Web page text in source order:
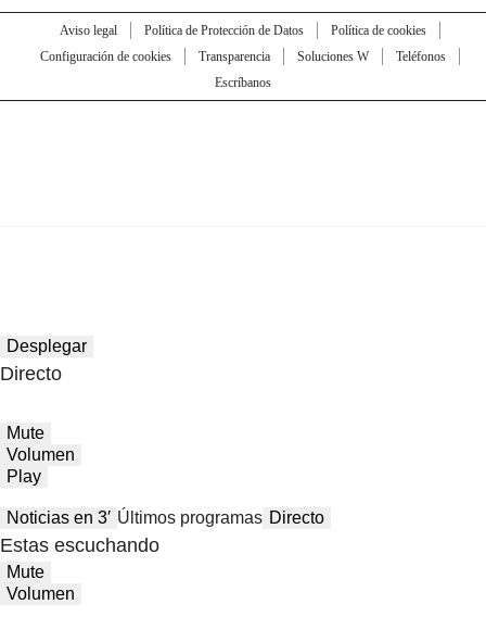
Aviso legal Política de Protección de Datos
Política de cookies
Configuración de cookies
Transparencia Soluciones W
Teléfonos
Escríbanos
Desplegar
Directo
Mute
Volumen
Play
Noticias en 3′ Últimos programas Directo
Estas escuchando
Mute
Volumen